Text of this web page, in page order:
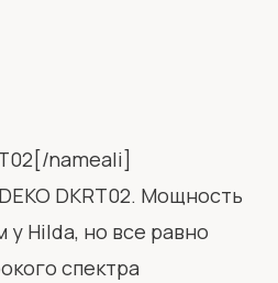
nameali]
DKRT02. Мощность
у Hilda, но все равно
спектра